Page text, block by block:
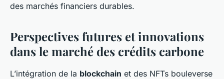
des marchés financiers durables.
Perspectives futures et innovations
dans le marché des crédits carbone
L’intégration de la blockchain et des NFTs bouleverse